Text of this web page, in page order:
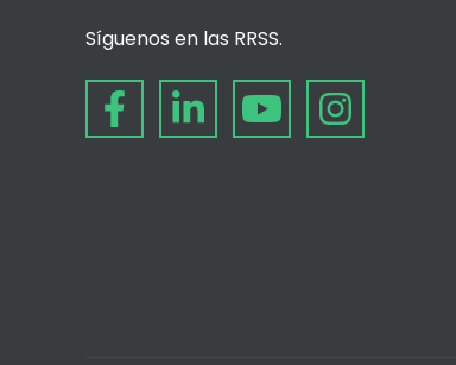
Síguenos en las RRSS.